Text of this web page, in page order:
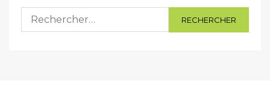
Rechercher :